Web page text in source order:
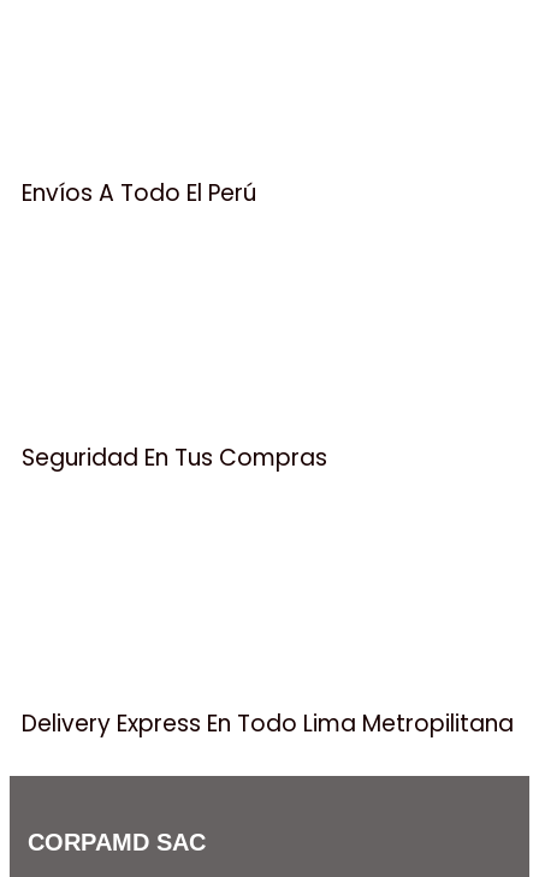
Envíos A Todo El Perú
Seguridad En Tus Compras
Delivery Express En Todo Lima Metropilitana
CORPAMD SAC